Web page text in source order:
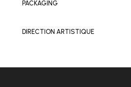
PACKAGING
DIRECTION ARTISTIQUE